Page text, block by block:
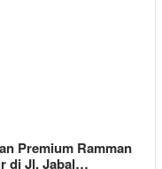
Premium Ramman
di Jl. Jabal…